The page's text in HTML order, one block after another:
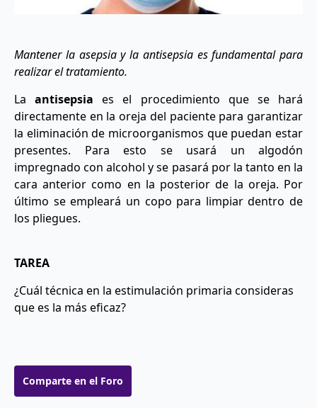
Mantener la asepsia y la antisepsia es fundamental para
realizar el tratamiento.
Laantisepsiaes el procedimiento que se hará
directamente en la oreja del paciente para garantizar
la eliminación de microorganismos que puedan estar
presentes. Para esto se usará un algodón
impregnado con alcohol y se pasará por la tanto en la
cara anterior como en la posterior de la oreja. Por
último se empleará un copo para limpiar dentro de
los pliegues.
TAREA
¿Cuál técnica en la estimulación primaria consideras
que es la más eficaz?
Comparte en el Foro